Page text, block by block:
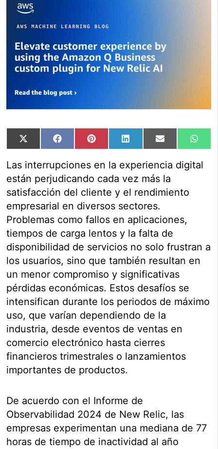
Compartir
en
X
Compartir
en
FacebookCompartir
en
PinterestCompartir
en
LinkedInCompartir
en
Email
en
Las interrupciones en la experiencia digital
están perjudicando cada vez más la
satisfacción del cliente y el rendimiento
empresarial en diversos sectores.
Problemas como fallos en aplicaciones,
tiempos de carga lentos y la falta de
disponibilidad de servicios no solo frustran a
los usuarios, sino que también resultan en
un menor compromiso y significativas
pérdidas económicas. Estos desafíos se
intensifican durante los periodos de máximo
uso, que varían dependiendo de la
industria, desde eventos de ventas en
comercio electrónico hasta cierres
financieros trimestrales o lanzamientos
importantes de productos.
De acuerdo con el Informe de
Observabilidad 2024 de New Relic, las
empresas experimentan una mediana de 77
horas de tiempo de inactividad al año